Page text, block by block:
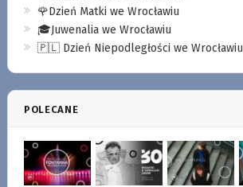
🌹Dzień Matki we Wrocławiu
🎓Juwenalia we Wrocławiu
🇵🇱 Dzień Niepodległości we Wrocławiu
POLECANE